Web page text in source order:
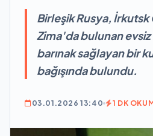
Birleşik Rusya, İrkutsk
Zima'da bulunan
barınak sağlayan bir
bağışında bulundu.
03.01.2026 13:40 1 DK